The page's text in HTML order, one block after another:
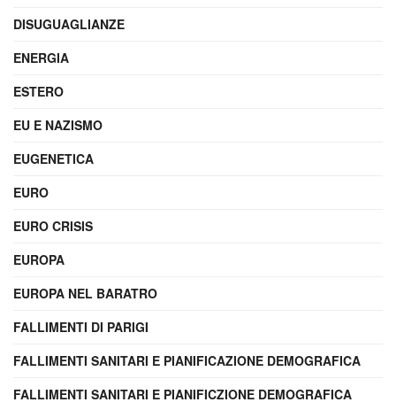
DISUGUAGLIANZE
ENERGIA
ESTERO
EU E NAZISMO
EUGENETICA
EURO
EURO CRISIS
EUROPA
EUROPA NEL BARATRO
FALLIMENTI DI PARIGI
FALLIMENTI SANITARI E PIANIFICAZIONE DEMOGRAFICA
FALLIMENTI SANITARI E PIANIFICZIONE DEMOGRAFICA